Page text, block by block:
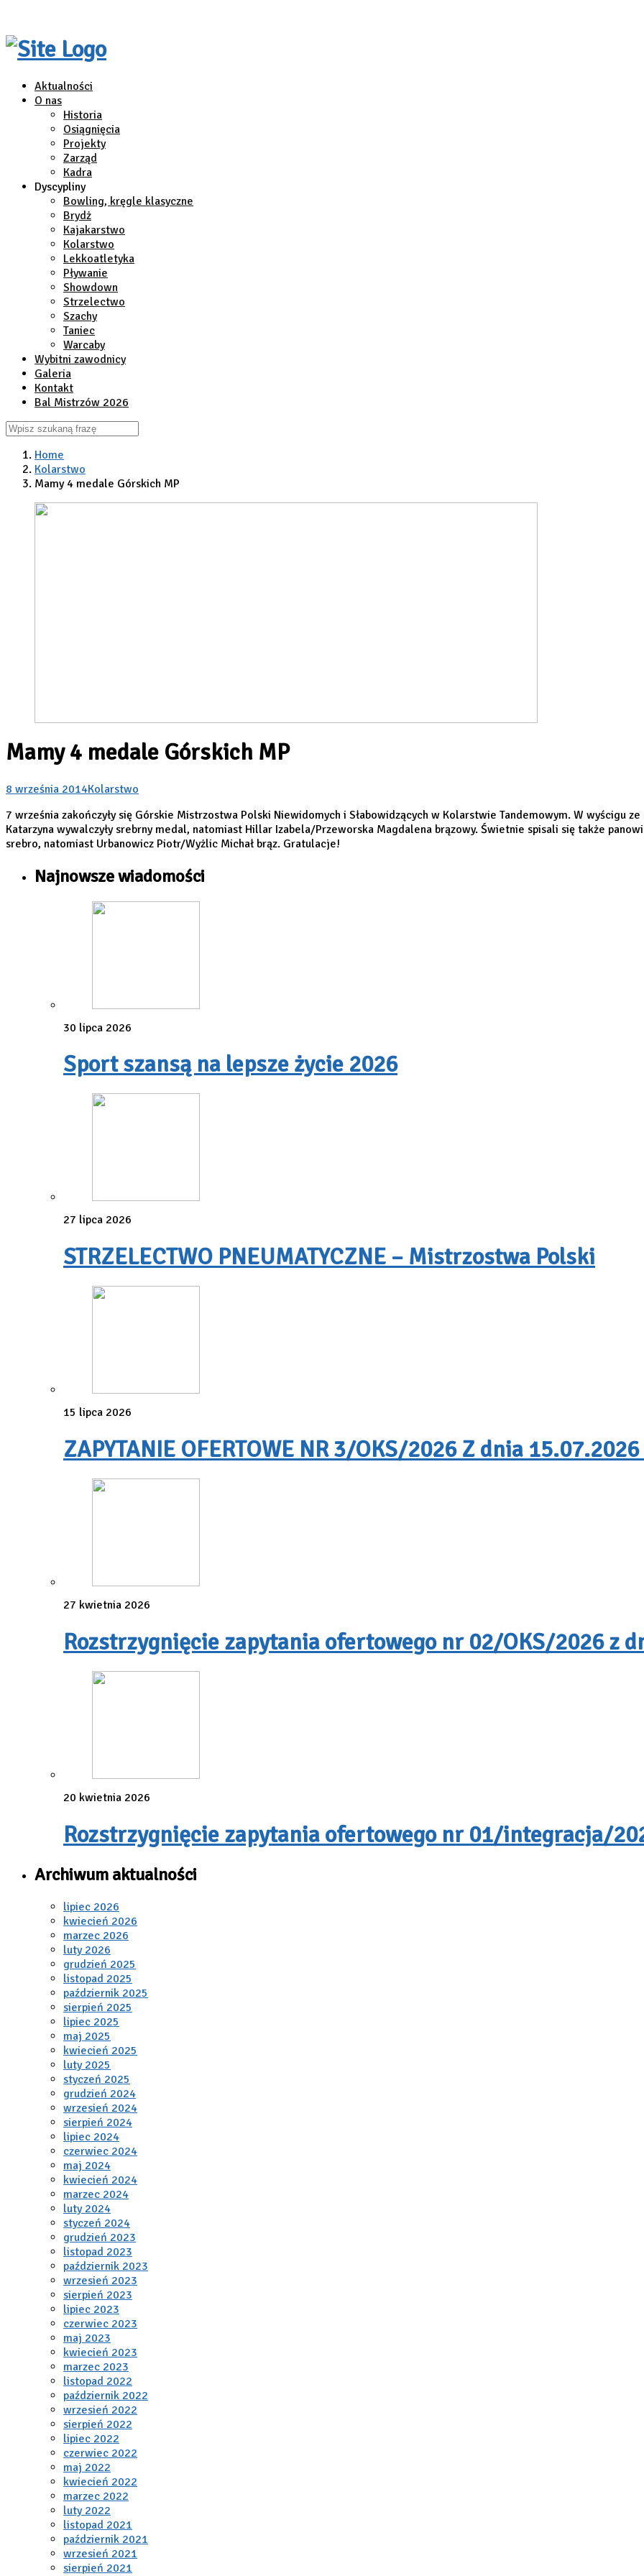
Aktualności
O nas
Historia
Osiągnięcia
Projekty
Zarząd
Kadra
Dyscypliny
Bowling, kręgle klasyczne
Brydż
Kajakarstwo
Kolarstwo
Lekkoatletyka
Pływanie
Showdown
Strzelectwo
Szachy
Taniec
Warcaby
Wybitni zawodnicy
Galeria
Kontakt
Bal Mistrzów 2026
Home
Kolarstwo
Mamy 4 medale Górskich MP
Mamy 4 medale Górskich MP
8 września 2014Kolarstwo
7 września zakończyły się Górskie Mistrzostwa Polski Niewidomych i Słabowidzących w Kolarstwie Tandemowym. W wyścigu
Katarzyna wywalczyły srebrny medal, natomiast Hillar Izabela/Przeworska Magdalena brązowy. Świetnie spisali się także
srebro, natomiast Urbanowicz Piotr/Wyżlic Michał brąz. Gratulacje!
Najnowsze wiadomości
30 lipca 2026
Sport szansą na lepsze życie 2026
27 lipca 2026
STRZELECTWO PNEUMATYCZNE – Mistrzostwa Polski
15 lipca 2026
ZAPYTANIE OFERTOWE NR 3/OKS/2026 Z dnia
27 kwietnia 2026
Rozstrzygnięcie zapytania ofertowego nr 02/OKS/2026 z
20 kwietnia 2026
Rozstrzygnięcie zapytania ofertowego nr 01/integracja/
Archiwum aktualności
lipiec 2026
kwiecień 2026
marzec 2026
luty 2026
grudzień 2025
listopad 2025
październik 2025
sierpień 2025
lipiec 2025
maj 2025
kwiecień 2025
luty 2025
styczeń 2025
grudzień 2024
wrzesień 2024
sierpień 2024
lipiec 2024
czerwiec 2024
maj 2024
kwiecień 2024
marzec 2024
luty 2024
styczeń 2024
grudzień 2023
listopad 2023
październik 2023
wrzesień 2023
sierpień 2023
lipiec 2023
czerwiec 2023
maj 2023
kwiecień 2023
marzec 2023
listopad 2022
październik 2022
wrzesień 2022
sierpień 2022
lipiec 2022
czerwiec 2022
maj 2022
kwiecień 2022
marzec 2022
luty 2022
listopad 2021
październik 2021
wrzesień 2021
sierpień 2021